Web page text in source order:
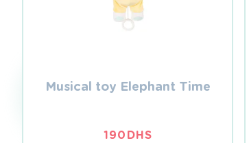
Musical toy Elephant Time
190 DHS